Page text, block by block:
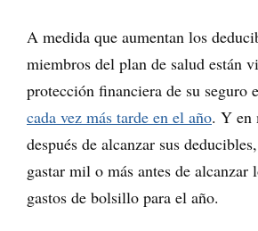
A medida que aumentan los
miembros del plan de salud están
protección financiera de su seguro
cada vez más tarde en el año. Y en
después de alcanzar sus
gastar mil o más antes de alcanzar
gastos de bolsillo para el año.